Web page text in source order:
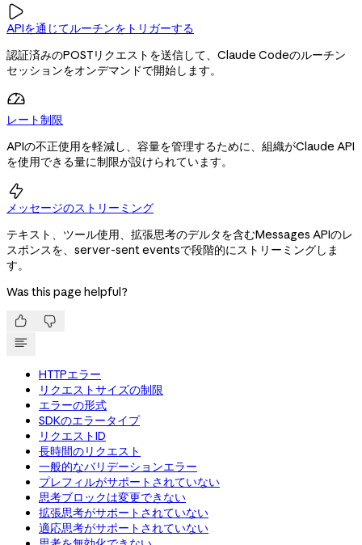

APIを通じてルーチンをトリガーする
認証済みのPOSTリクエストを送信して、Claude Codeのルーチン
セッションをオンデマンドで開始します。
レート制限
APIの不正使用を軽減し、容量を管理するために、組織がClaude API
を使用できる量に制限が設けられています。

メッセージのストリーミング
テキスト、ツール使用、拡張思考のデルタを含むMessages APIのレ
スポンスを、server-sent eventsで段階的にストリーミングしま
す。
Was this page helpful?
 
HTTPエラー
リクエストサイズの制限
エラーの形式
SDKのエラータイプ
リクエストID
長時間のリクエスト
一般的なバリデーションエラー
プレフィルがサポートされていない
思考ブロックは変更できない
拡張思考がサポートされていない
適応思考がサポートされていない